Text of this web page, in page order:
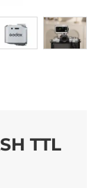
TTL